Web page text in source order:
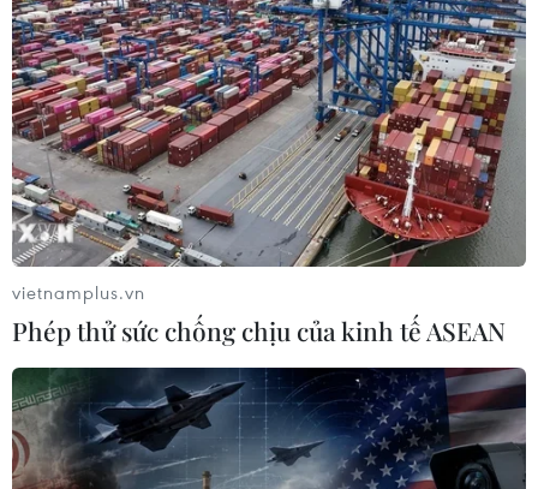
triển lãm tại Thư viện Quốc gia
08/07/2022 10:49
Sự kiện góp phần tiếp tục thúc đẩy và tăng cường hoạt
động giao lưu văn hóa Việt Nam-Áo, giúp người dân
Việt Nam hiểu rõ hơn nữa về văn hóa, đất nước, con
người Áo.
vietnamplus.vn
Phép thử sức chống chịu của kinh tế ASEAN